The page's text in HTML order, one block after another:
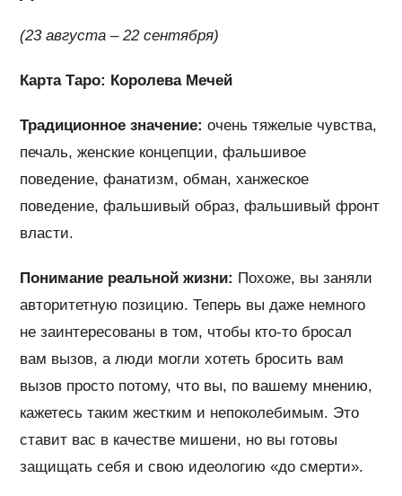
(23 августа – 22 сентября)
Карта Таро: Королева Мечей
Традиционное значение: очень тяжелые чувства,
печаль, женские концепции, фальшивое
поведение, фанатизм, обман, ханжеское
поведение, фальшивый образ, фальшивый фронт
власти.
Понимание реальной жизни: Похоже, вы заняли
авторитетную позицию. Теперь вы даже немного
не заинтересованы в том, чтобы кто-то бросал
вам вызов, а люди могли хотеть бросить вам
вызов просто потому, что вы, по вашему мнению,
кажетесь таким жестким и непоколебимым. Это
ставит вас в качестве мишени, но вы готовы
защищать себя и свою идеологию «до смерти».